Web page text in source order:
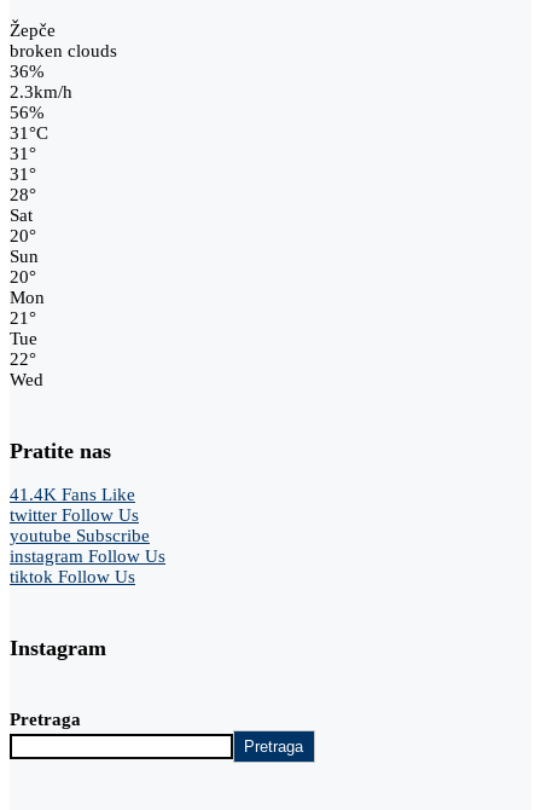
Žepče
broken clouds
36%
2.3km/h
56%
31°C
31°
31°
28°
Sat
20°
Sun
20°
Mon
21°
Tue
22°
Wed
Pratite nas
41.4K Fans Like
twitter Follow Us
youtube Subscribe
instagram Follow Us
tiktok Follow Us
Instagram
Pretraga
Pretraga